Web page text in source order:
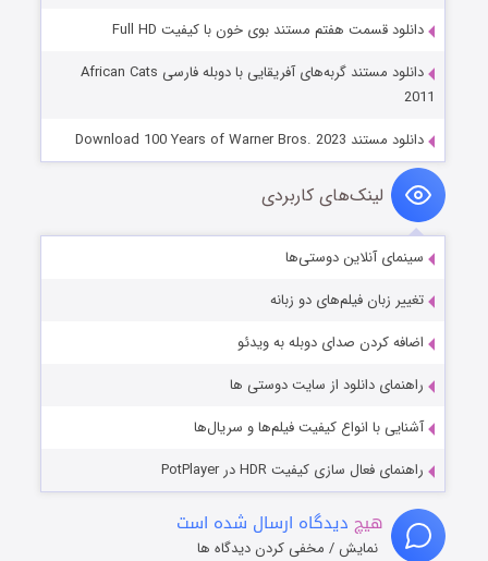
دانلود قسمت هفتم مستند بوی خون با کیفیت Full HD
دانلود مستند گربه‌های آفریقایی با دوبله فارسی African Cats
2011
دانلود مستند Download 100 Years of Warner Bros. 2023
لینک‌های کاربردی
سینمای آنلاین دوستی‌ها
تغییر زبان فیلم‌های دو زبانه
اضافه کردن صدای دوبله به ویدئو
راهنمای دانلود از سایت دوستی ها
آشنایی با انواع کیفیت فیلم‌ها و سریال‌ها
راهنمای فعال سازی کیفیت HDR در PotPlayer
هیچ دیدگاه ارسال شده است
نمایش / مخفی کردن دیدگاه ها